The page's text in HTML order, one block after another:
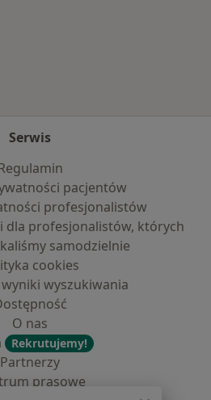
Serwis
pacjentów
profesjonalistów
dla profesjonalistów, których
samodzielnie
cookies
wyniki wyszukiwania
O nas
Rekrutujemy!
Partnerzy
prasowe